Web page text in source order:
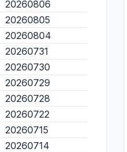
20260806
20260805
20260804
20260731
20260730
20260729
20260728
20260722
20260715
20260714